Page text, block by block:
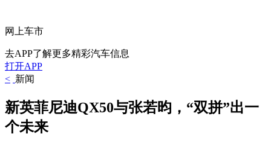
网上车市
去APP了解更多精彩汽车信息
打开APP
< 新闻
新英菲尼迪QX50与张若昀，“双拼”出一
个未来